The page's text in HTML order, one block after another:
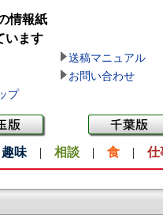
情報紙
います
送稿マニュアル
お問い合わせ
プ
趣味 | 相談 | 食 | 仕